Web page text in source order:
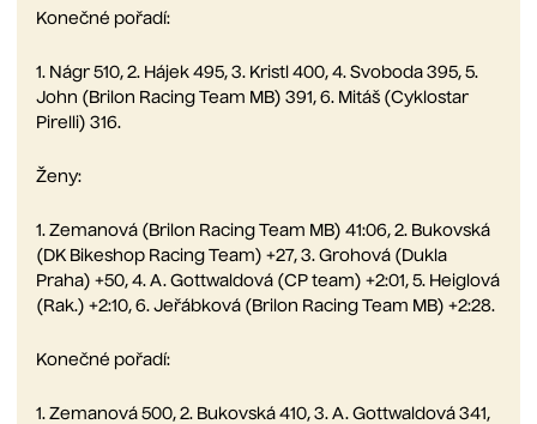
Konečné pořadí:
1. Nágr 510, 2. Hájek 495, 3. Kristl 400, 4. Svoboda 395, 5.
John (Brilon Racing Team MB) 391, 6. Mitáš (Cyklostar
Pirelli) 316.
Ženy:
1. Zemanová (Brilon Racing Team MB) 41:06, 2. Bukovská
(DK Bikeshop Racing Team) +27, 3. Grohová (Dukla
Praha) +50, 4. A. Gottwaldová (CP team) +2:01, 5. Heiglová
(Rak.) +2:10, 6. Jeřábková (Brilon Racing Team MB) +2:28.
Konečné pořadí:
1. Zemanová 500, 2. Bukovská 410, 3. A. Gottwaldová 341,